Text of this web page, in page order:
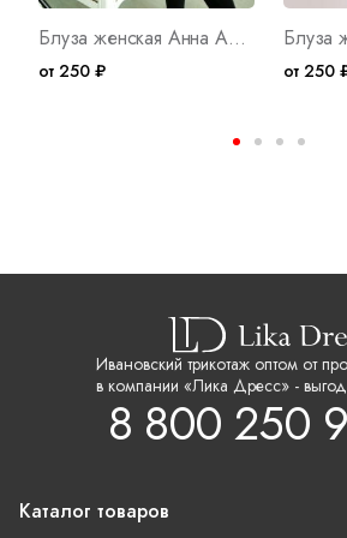
Блуза женская Анна Арт. 127
от 250 ₽ от 250
Ивановский трикотаж оптом от
в компании «Лика Дресс» -
8 800 250
Каталог товаров